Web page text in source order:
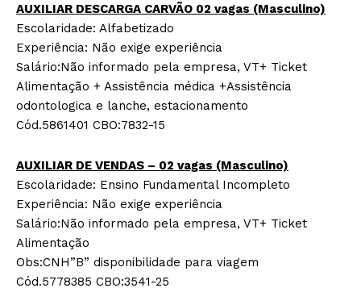
AUXILIAR DESCARGA CARVÃO 02 vagas (Masculino)
Escolaridade: Alfabetizado
Experiência: Não exige experiência
Salário:Não informado pela empresa, VT+ Ticket
Alimentação + Assistência médica +Assistência
odontologica e lanche, estacionamento
Cód.5861401 CBO:7832-15
AUXILIAR DE VENDAS – 02 vagas (Masculino)
Escolaridade: Ensino Fundamental Incompleto
Experiência: Não exige experiência
Salário:Não informado pela empresa, VT+ Ticket
Alimentação
­Obs:CNH”B” disponibilidade para viagem
Cód.5778385 CBO:3541-25